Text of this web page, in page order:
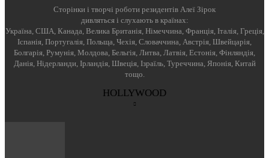
Cторінки і творчі роботи резидентів Алеї Зірок
дивляться і слухають в країнах:
Україна, США, Канада, Велика Британія, Німеччина, Франція, Італія, Греція,
Іспанія, Португалія, Польща, Чехія, Словаччина, Австрія, Швейцарія,
Болгарія, Румунія, Молдова, Бельгія, Литва, Латвія, Естонія, Фінляндія,
Данія, Нідерланди, Ірландія, Швеція, Ізраїль, Туреччина, Японія, Китай
тощо.
HOLLYWOOD